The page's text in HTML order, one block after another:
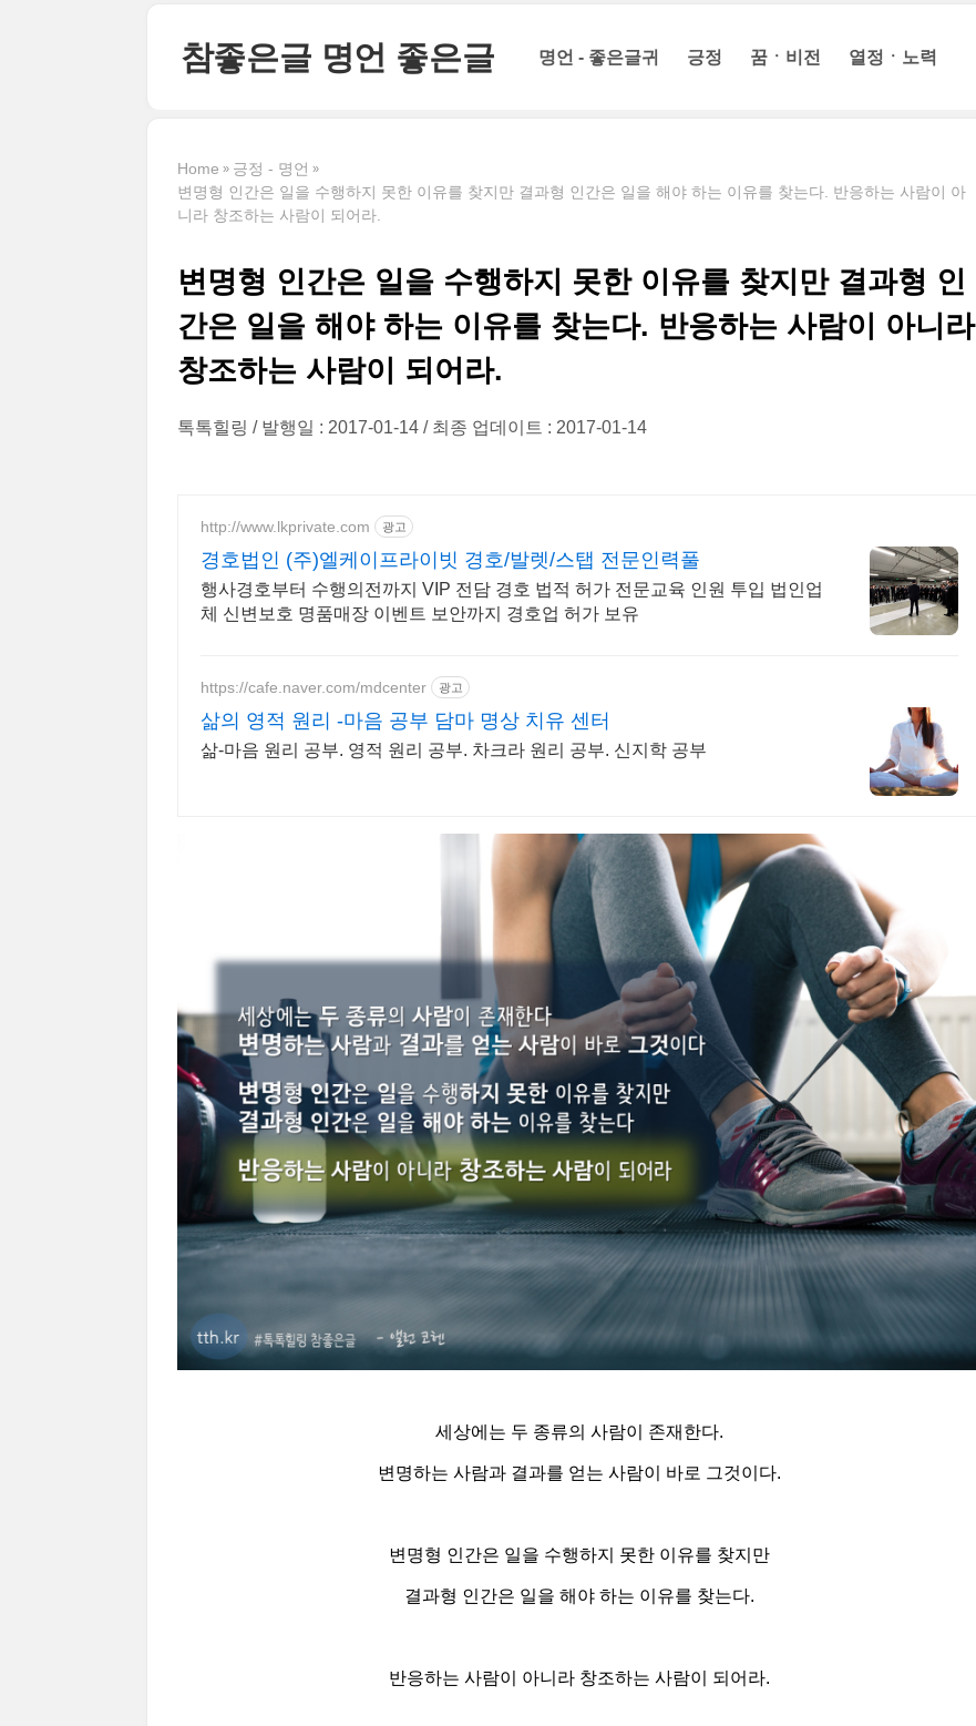
참좋은글 명언 좋은글 명언 - 좋은글귀 긍정 꿈ㆍ비전 열정ㆍ노력
Home
긍정 - 명언
변명형 인간은 일을 수행하지 못한 이유를 찾지만 결과형 인간은 일을 해야 하는 이유를 찾는다. 반응하는 사람이 아
니라 창조하는 사람이 되어라.
변명형 인간은 일을 수행하지 못한 이유를 찾지만 결과형 인
간은 일을 해야 하는 이유를 찾는다. 반응하는 사람이 아니라
창조하는 사람이 되어라.
톡톡힐링 발행일 : 2017-01-14 최종 업데이트 : 2017-01-14
http://www.lkprivate.com 광고
경호법인 (주)엘케이프라이빗 경호/발렛/스탭 전문인력풀
행사경호부터 수행의전까지 VIP 전담 경호 법적 허가 전문교육 인원 투입 법인업
체 신변보호 명품매장 이벤트 보안까지 경호업 허가 보유
https://cafe.naver.com/mdcenter 광고
삶의 영적 원리 -마음 공부 담마 명상 치유 센터
삶-마음 원리 공부. 영적 원리 공부. 차크라 원리 공부. 신지학 공부
세상에는 두 종류의 사람이 존재한다.
변명하는 사람과 결과를 얻는 사람이 바로 그것이다.
변명형 인간은 일을 수행하지 못한 이유를 찾지만
결과형 인간은 일을 해야 하는 이유를 찾는다.
반응하는 사람이 아니라 창조하는 사람이 되어라.